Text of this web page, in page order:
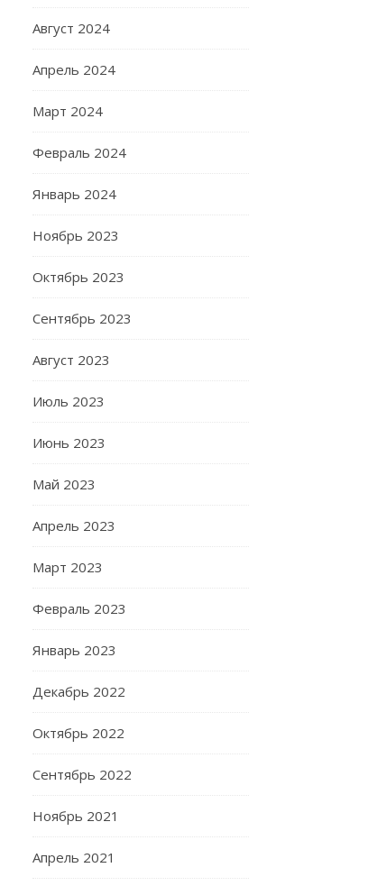
Август 2024
Апрель 2024
Март 2024
Февраль 2024
Январь 2024
Ноябрь 2023
Октябрь 2023
Сентябрь 2023
Август 2023
Июль 2023
Июнь 2023
Май 2023
Апрель 2023
Март 2023
Февраль 2023
Январь 2023
Декабрь 2022
Октябрь 2022
Сентябрь 2022
Ноябрь 2021
Апрель 2021